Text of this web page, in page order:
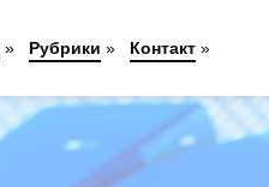
» Рубрики » Контакт »